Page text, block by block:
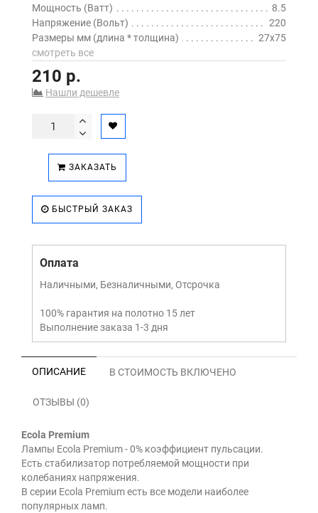
Мощность (Ватт)
8.5
Напряжение (Вольт)
220
Размеры мм (длина * толщина)
27х75
смотреть все
210 р.
Нашли дешевле
ЗАКАЗАТЬ
БЫСТРЫЙ ЗАКАЗ
Оплата
Наличными, Безналичными, Отсрочка
100% гарантия на полотно 15 лет
Выполнение заказа 1-3 дня
ОПИСАНИЕ В СТОИМОСТЬ ВКЛЮЧЕНО
ОТЗЫВЫ (0)
Ecola Premium
Лампы Ecola Premium - 0% коэффициент пульсации.
Есть стабилизатор потребляемой мощности при
колебаниях напряжения.
В серии Ecola Premium есть все модели наиболее
популярных ламп.